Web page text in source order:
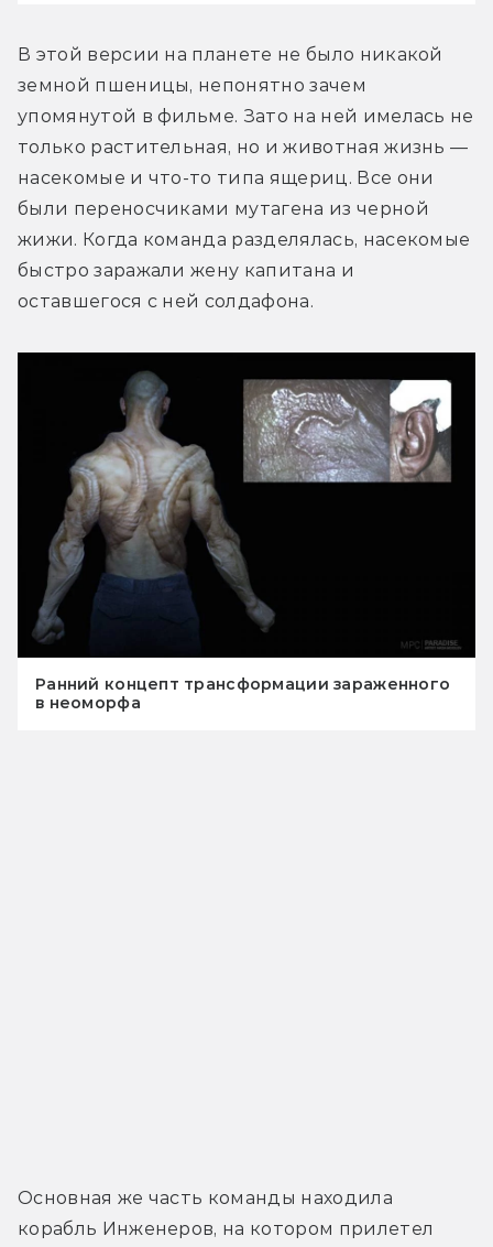
В этой версии на планете не было никакой
земной пшеницы, непонятно зачем
упомянутой в фильме. Зато на ней имелась не
только растительная, но и животная жизнь —
насекомые и что-то типа ящериц. Все они
были переносчиками мутагена из черной
жижи. Когда команда разделялась, насекомые
быстро заражали жену капитана и
оставшегося с ней солдафона.
Ранний концепт трансформации зараженного
в неоморфа
Основная же часть команды находила
корабль Инженеров, на котором прилетел